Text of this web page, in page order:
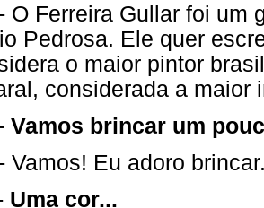
O Ferreira Gullar foi um
Pedrosa. Ele quer
o maior pintor
considerada a maior
Vamos brincar um
Vamos! Eu adoro
Uma cor...